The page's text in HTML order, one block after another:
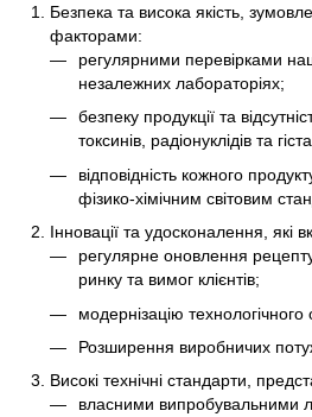
Безпека та висока якість,
факторами:
регулярними перевірками
незалежних лабораторіях;
безпеку продукції та
токсинів, радіонуклідів та
відповідність кожного
фізико-хімічним світовим
Інновації та удосконалення, які
регулярне оновлення
ринку та вимог клієнтів;
модернізацію
Розширення виробничих
Високі технічні стандарти,
власними випробувальними